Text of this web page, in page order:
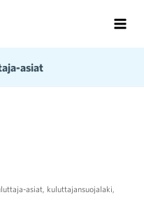
asiat
asiat, kuluttajansuojalaki,